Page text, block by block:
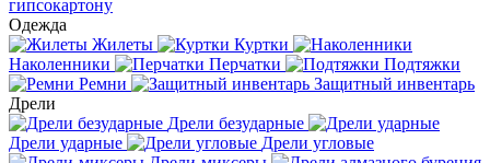
гипсокартону
Одежда
Жилеты
Куртки
Наколенники
Перчатки
Подтяжки
Ремни
Защитный инвентарь
Дрели
Дрели безударные
Дрели ударные
Дрели угловые